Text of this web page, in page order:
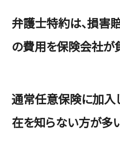
弁護士特約は、損害
の費用を保険会社が
通常任意保険に加入
在を知らない方が多